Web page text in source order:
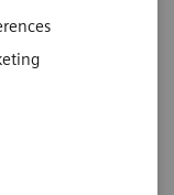
und
erwähnt